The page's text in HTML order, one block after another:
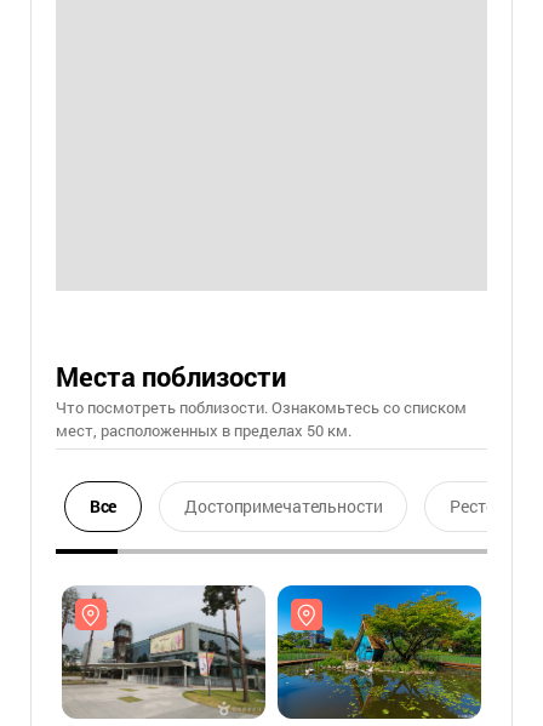
Места поблизости
Что посмотреть поблизости. Ознакомьтесь со списком
мест, расположенных в пределах 50 км.
Все Достопримечательности Ресторан